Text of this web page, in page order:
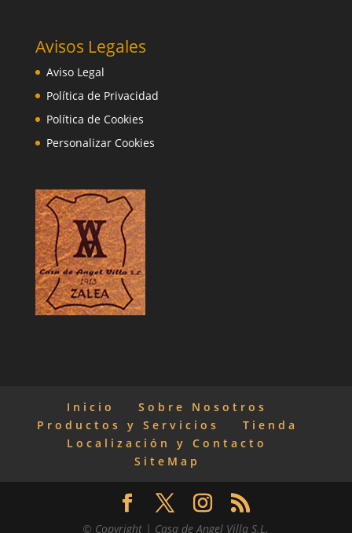
Avisos Legales
Aviso Legal
Política de Privacidad
Política de Cookies
Personalizar Cookies
Inicio
Sobre Nosotros
Productos y Servicios
Tienda
Localización y Contacto
SiteMap
© Copyright | Casa de Angel Villa S.L.